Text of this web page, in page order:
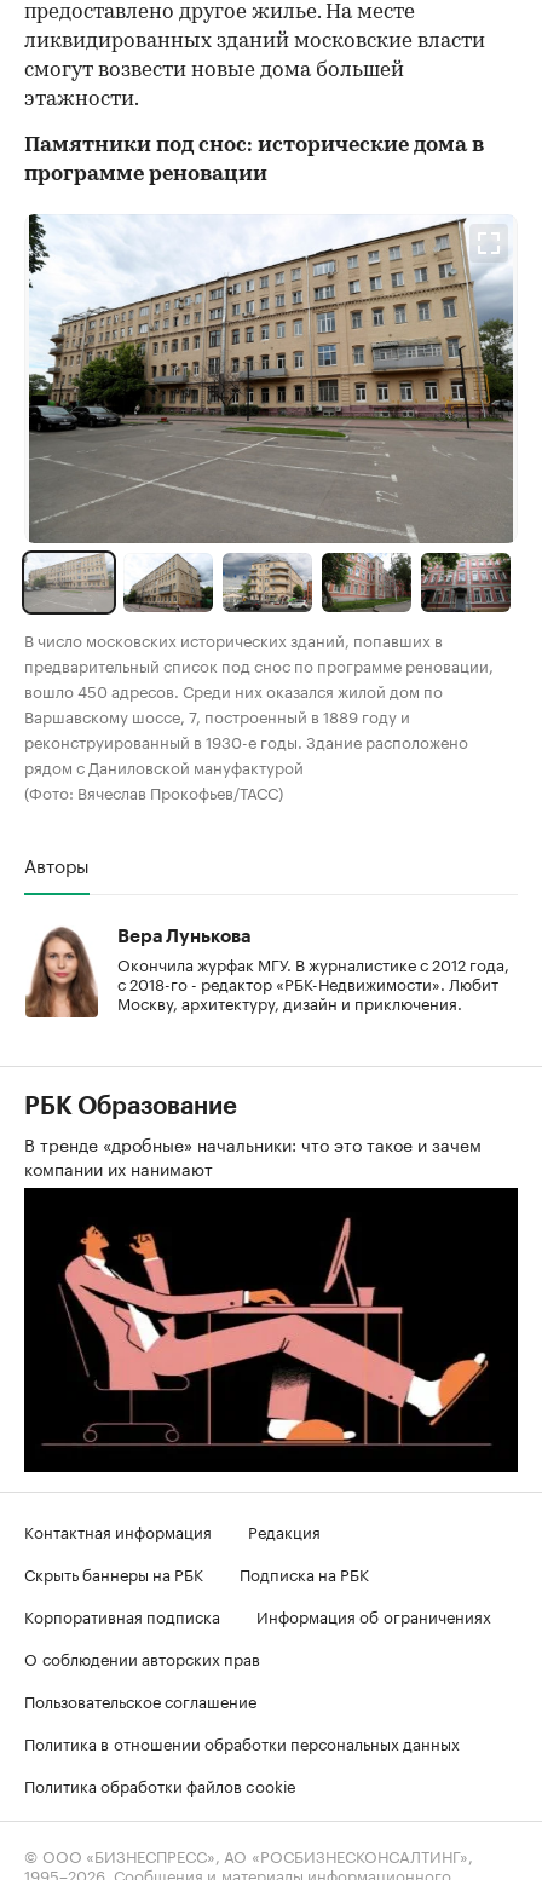
предоставлено другое жилье. На месте
ликвидированных зданий московские власти
смогут возвести новые дома большей
этажности.
Памятники под снос: исторические дома в
программе реновации
В число московских исторических зданий, попавших в
предварительный список под снос по программе реновации,
вошло 450 адресов. Среди них оказался жилой дом по
Варшавскому шоссе, 7, построенный в 1889 году и
реконструированный в 1930-е годы. Здание расположено
рядом с Даниловской мануфактурой
(Фото: Вячеслав Прокофьев/ТАСС)
Авторы
Вера Лунькова
Окончила журфак МГУ. В журналистике с 2012 года,
с 2018-го - редактор «РБК-Недвижимости». Любит
Москву, архитектуру, дизайн и приключения.
РБК Образование
В тренде «дробные» начальники: что это такое и зачем
компании их нанимают
Контактная информация
Редакция
Скрыть баннеры на РБК
Подписка на РБК
Корпоративная подписка
Информация об ограничениях
О соблюдении авторских прав
Пользовательское соглашение
Политика в отношении обработки персональных данных
Политика обработки файлов cookie
© ООО «БИЗНЕСПРЕСС», АО «РОСБИЗНЕСКОНСАЛТИНГ»,
1995–2026 . Сообщения и материалы информационного